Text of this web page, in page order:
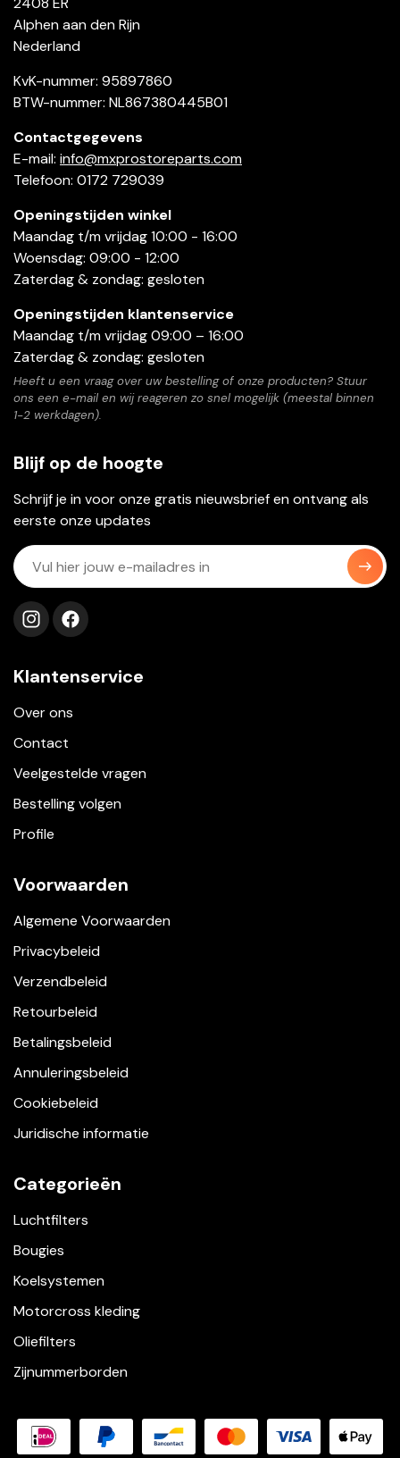
Alphen aan den Rijn
Nederland
KvK-nummer: 95897860
BTW-nummer: NL867380445B01
Contactgegevens
E-mail: info@mxprostoreparts.com
Telefoon: 0172 729039
Openingstijden winkel
Maandag t/m vrijdag 10:00 - 16:00
Woensdag: 09:00 - 12:00
Zaterdag & zondag: gesloten
Openingstijden klantenservice
Maandag t/m vrijdag 09:00 – 16:00
Zaterdag & zondag: gesloten
Heeft u een vraag over uw bestelling of onze producten? Stuur
ons een e-mail en wij reageren zo snel mogelijk (meestal binnen
1-2 werkdagen).
Blijf op de hoogte
Schrijf je in voor onze gratis nieuwsbrief en ontvang als
eerste onze updates
Volg ons op instagram
Volg ons op facebook
Klantenservice
Over ons
Contact
Veelgestelde vragen
Bestelling volgen
Profile
Voorwaarden
Algemene Voorwaarden
Privacybeleid
Verzendbeleid
Retourbeleid
Betalingsbeleid
Annuleringsbeleid
Cookiebeleid
Juridische informatie
Categorieën
Luchtfilters
Bougies
Koelsystemen
Motorcross kleding
Oliefilters
Zijnummerborden